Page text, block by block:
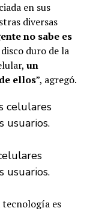
en sus
diversas
no sabe es
duro de la
un
ellos”, agregó.
usuarios.
tecnología es